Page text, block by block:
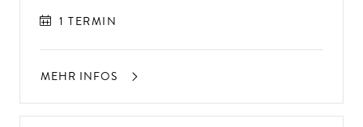
1 TERMIN
MEHR INFOS